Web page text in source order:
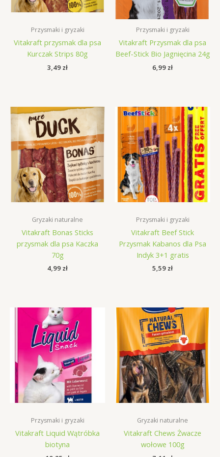
Przysmaki i gryzaki
Vitakraft przysmak dla psa
Kurczak Strips 80g
3,49 zł
Przysmaki i gryzaki
Vitakraft Przysmak dla psa
Beef-Stick Bio Jagnięcina 24g
6,99 zł
Gryzaki naturalne
Vitakraft Bonas Sticks
przysmak dla psa Kaczka
70g
4,99 zł
Przysmaki i gryzaki
Vitakraft Beef Stick
Przysmak Kabanos dla Psa
Indyk 3+1 gratis
5,59 zł
Przysmaki i gryzaki
Vitakraft Liquid Wątróbka
biotyna
Gryzaki naturalne
Vitakraft Chews Żwacze
wołowe 100g